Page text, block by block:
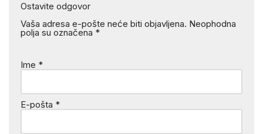
Ostavite odgovor
Vaša adresa e-pošte neće biti objavljena. Neophodna
polja su označena *
Ime *
E-pošta *